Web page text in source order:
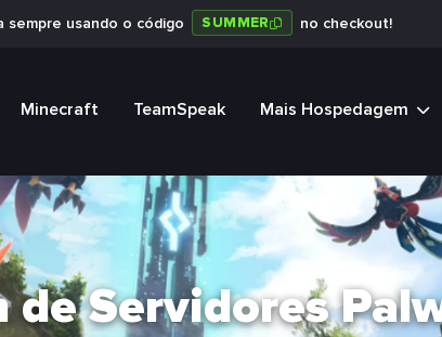
sempre usando o código SUMMER no checkout!
Minecraft TeamSpeak Mais Hospedagem
de Servidores